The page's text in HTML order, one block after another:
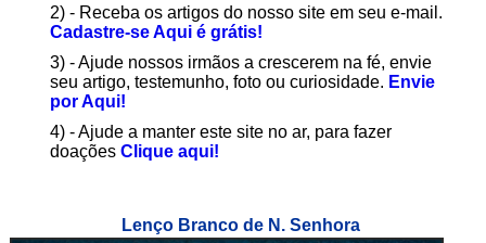
2) - Receba os artigos do nosso site em seu e-mail.
Cadastre-se Aqui é grátis!
3) - Ajude nossos irmãos a crescerem na fé, envie
seu artigo, testemunho, foto ou curiosidade. Envie
por Aqui!
4) - Ajude a manter este site no ar, para fazer
doações Clique aqui!
Lenço Branco de N. Senhora